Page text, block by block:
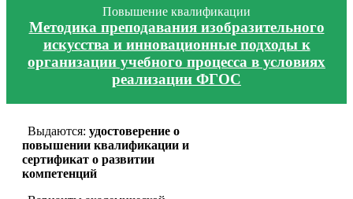
Повышение квалификации
Методика преподавания изобразительного
искусства и инновационные подходы к
организации учебного процесса в условиях
реализации ФГОС
Выдаются: удостоверение о
повышении квалификации и
сертификат о развитии
компетенций